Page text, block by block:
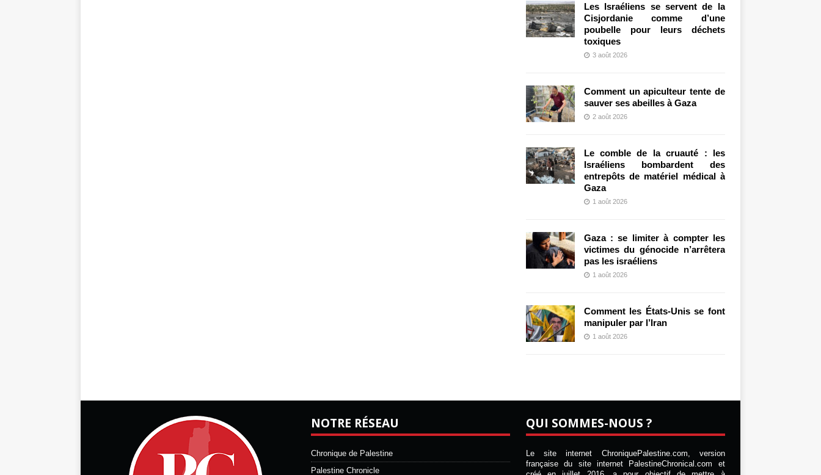
Les Israéliens se servent de la
Cisjordanie comme d’une
poubelle pour leurs déchets
toxiques
3 août 2026
Comment un apiculteur tente de
sauver ses abeilles à Gaza
2 août 2026
Le comble de la cruauté : les
Israéliens bombardent des
entrepôts de matériel médical à
Gaza
1 août 2026
Gaza : se limiter à compter les
victimes du génocide n’arrêtera
pas les israéliens
1 août 2026
Comment les États-Unis se font
manipuler par l’Iran
1 août 2026
NOTRE RÉSEAU
Chronique de Palestine
Palestine Chronicle
QUI SOMMES-NOUS ?
Le site internet ChroniquePalestine.com, version
française du site internet PalestineChronical.com et